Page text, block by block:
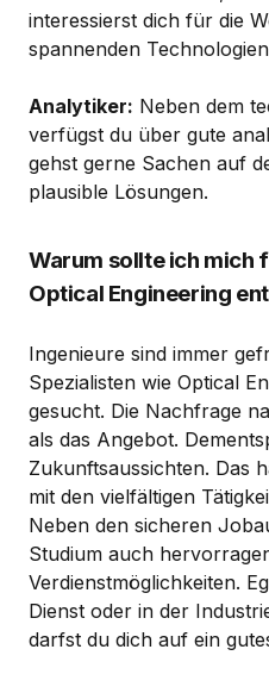
interessierst dich für die
spannenden
Analytiker: Neben dem
verfügst du über gute
gehst gerne Sachen auf
plausible Lösungen.
Warum sollte ich mich
Optical Engineering
Ingenieure sind immer
Spezialisten wie Optical
gesucht. Die Nachfrage
als das Angebot.
Zukunftsaussichten. Das
mit den vielfältigen
Neben den sicheren
Studium auch
Verdienstmöglichkeiten.
Dienst oder in der
darfst du dich auf ein